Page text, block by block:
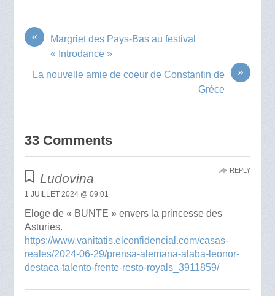
«
Margriet des Pays-Bas au festival
« Introdance »
»
La nouvelle amie de coeur de Constantin de
Grèce
33 Comments
Ludovina
1 JUILLET 2024 @ 09:01
Eloge de « BUNTE » envers la princesse des
Asturies.
https://www.vanitatis.elconfidencial.com/casas-
reales/2024-06-29/prensa-alemana-alaba-leonor-
destaca-talento-frente-resto-royals_3911859/
REPLY